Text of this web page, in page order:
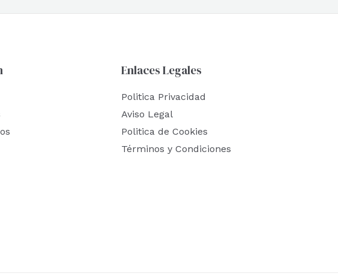
Enlaces Legales
Politica Privacidad
Aviso Legal
Politica de Cookies
Términos y Condiciones